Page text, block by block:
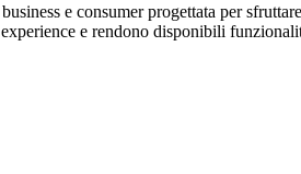
e consumer progettata per
e rendono disponibili